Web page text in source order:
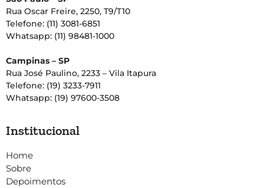
Rua Oscar Freire, 2250, T9/T10
Telefone: (11) 3081-6851
Whatsapp: (11) 98481-1000
Campinas – SP
Rua José Paulino, 2233 – Vila Itapura
Telefone: (19) 3233-7911
Whatsapp: (19) 97600-3508
Institucional
Home
Sobre
Depoimentos